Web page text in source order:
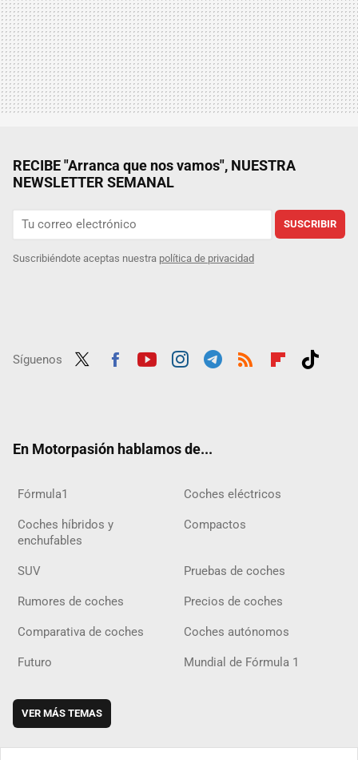
RECIBE "Arranca que nos vamos", NUESTRA
NEWSLETTER SEMANAL
SUSCRIBIR
Suscribiéndote aceptas nuestra política de privacidad
Síguenos
En Motorpasión hablamos de...
Fórmula1 Coches eléctricos
Coches híbridos y
enchufables
Compactos
SUV Pruebas de coches
Rumores de coches Precios de coches
Comparativa de coches Coches autónomos
Futuro Mundial de Fórmula 1
VER MÁS TEMAS